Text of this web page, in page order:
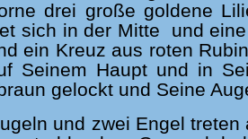
drei große goldene
sich in der Mitte und
ein Kreuz aus roten
Seinem Haupt und in
gelockt und Seine
und zwei Engel